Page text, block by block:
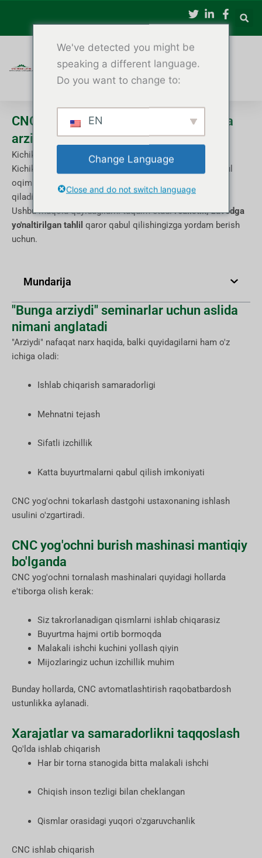
CNC yog'ochni burish mashinasi bunga
arziydimi?
Kichik va o'rta biznes ustaxonalari uchun amaliy tahlil
Kichik va o'rta biznes ustaxonalari uchun ushbu qaror pul
oqimiga, unumdorlikka va uzoq muddatli o'sishga ta'sir
qiladi.
Ushbu maqola quyidagilarni taqdim etadirealistik, zavodga
yo'naltirilgan tahlil qaror qabul qilishingizga yordam berish
uchun.
Mundarija
"Bunga arziydi" seminarlar uchun aslida
nimani anglatadi
"Arziydi" nafaqat narx haqida, balki quyidagilarni ham o'z
ichiga oladi:
Ishlab chiqarish samaradorligi
Mehnatni tejash
Sifatli izchillik
Katta buyurtmalarni qabul qilish imkoniyati
CNC yog'ochni tokarlash dastgohi ustaxonaning ishlash
usulini o'zgartiradi.
CNC yog'ochni burish mashinasi mantiqiy
bo'lganda
CNC yog'ochni tornalash mashinalari quyidagi hollarda
e'tiborga olish kerak:
Siz takrorlanadigan qismlarni ishlab chiqarasiz
Buyurtma hajmi ortib bormoqda
Malakali ishchi kuchini yollash qiyin
Mijozlaringiz uchun izchillik muhim
Bunday hollarda, CNC avtomatlashtirish raqobatbardosh
ustunlikka aylanadi.
Xarajatlar va samaradorlikni taqqoslash
Qo'lda ishlab chiqarish
Har bir torna stanogida bitta malakali ishchi
Chiqish inson tezligi bilan cheklangan
Qismlar orasidagi yuqori o'zgaruvchanlik
CNC ishlab chiqarish
We've detected you might be
speaking a different language.
Do you want to change to:
EN
Change Language
Close and do not switch language